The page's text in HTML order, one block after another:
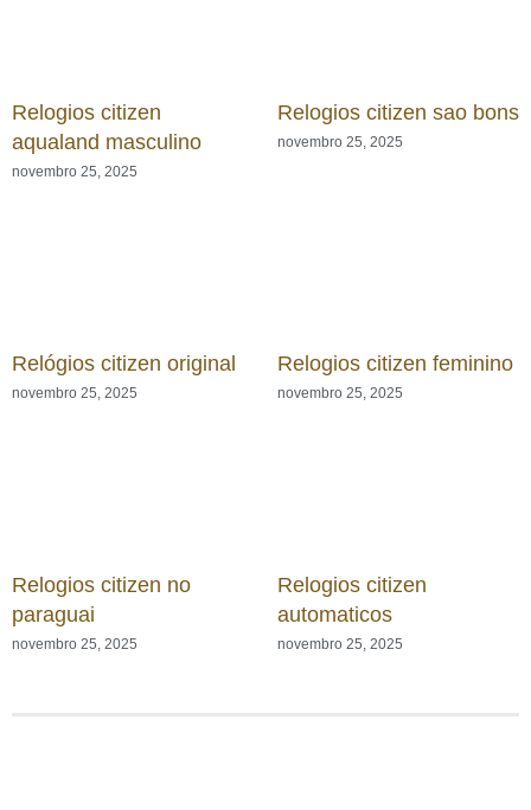
Relogios citizen
aqualand masculino
novembro 25, 2025
Relogios citizen sao bons
novembro 25, 2025
Relógios citizen original
novembro 25, 2025
Relogios citizen feminino
novembro 25, 2025
Relogios citizen no
paraguai
novembro 25, 2025
Relogios citizen
automaticos
novembro 25, 2025